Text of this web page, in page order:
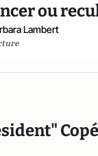
ou
Lambert
Copé